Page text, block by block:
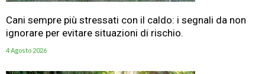
Cani sempre più stressati con il caldo: i segnali da non
ignorare per evitare situazioni di rischio.
4 Agosto 2026